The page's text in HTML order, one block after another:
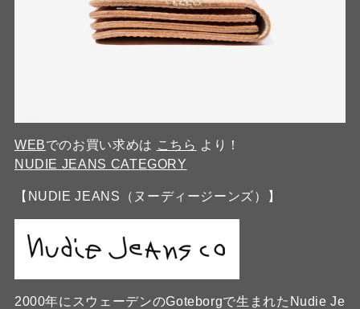
WEBでのお買い求めは こちら より！
NUDIE JEANS CATEGORY
【NUDIE JEANS（ヌーディージーンズ）】
2000年にスウェーデンのGoteborgで生まれたNudie Je